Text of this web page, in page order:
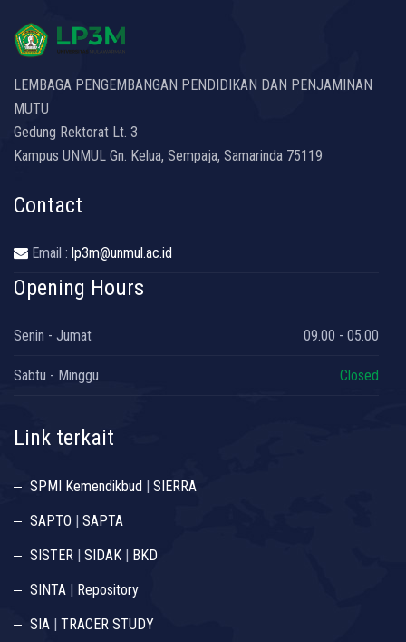
LEMBAGA PENGEMBANGAN PENDIDIKAN DAN PENJAMINAN
MUTU
Gedung Rektorat Lt. 3
Kampus UNMUL Gn. Kelua, Sempaja, Samarinda 75119
Contact
Email : lp3m@unmul.ac.id
Opening Hours
Senin - Jumat 09.00 - 05.00
Sabtu - Minggu Closed
Link terkait
SPMI Kemendikbud | SIERRA
SAPTO | SAPTA
SISTER | SIDAK | BKD
SINTA | Repository
SIA | TRACER STUDY